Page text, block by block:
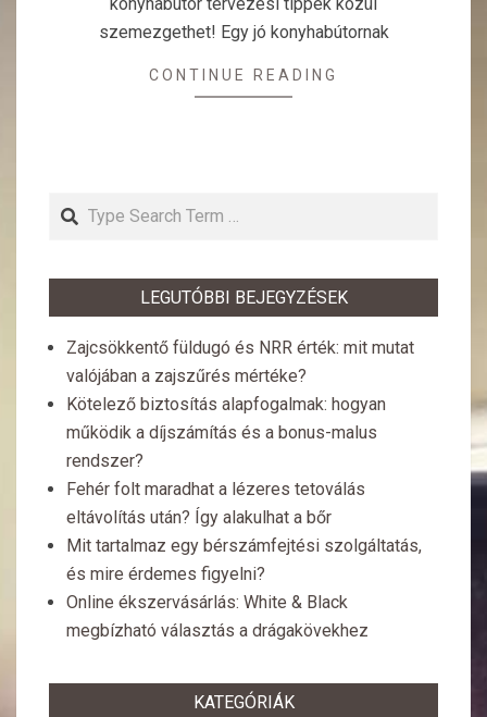
szemezgethet! Egy jó konyhabútornak
CONTINUE READING
Search
LEGUTÓBBI BEJEGYZÉSEK
Zajcsökkentő füldugó és NRR érték: mit mutat
valójában a zajszűrés mértéke?
Kötelező biztosítás alapfogalmak: hogyan
működik a díjszámítás és a bonus-malus
rendszer?
Fehér folt maradhat a lézeres tetoválás
eltávolítás után? Így alakulhat a bőr
Mit tartalmaz egy bérszámfejtési szolgáltatás,
és mire érdemes figyelni?
Online ékszervásárlás: White & Black
megbízható választás a drágakövekhez
KATEGÓRIÁK